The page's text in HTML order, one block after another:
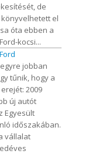
de
el
óta ebben a
kocsi...
jobban
tűnik, hogy a
2009
új autót
Egyesült
időszakában.
vállalat